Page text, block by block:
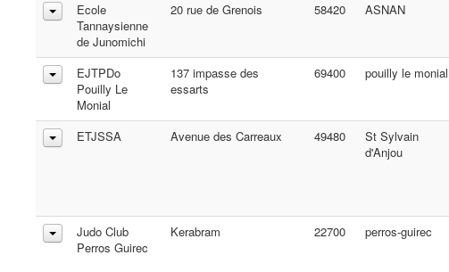
Ecole
Tannaysienne
de Junomichi
20 rue de Grenois 58420 ASNAN
EJTPDo
Pouilly Le
Monial
137 impasse des
essarts
69400 pouilly le monial
ETJSSA Avenue des Carreaux 49480
St Sylvain
d'Anjou
Judo Club
Perros Guirec
Kerabram 22700 perros-guirec